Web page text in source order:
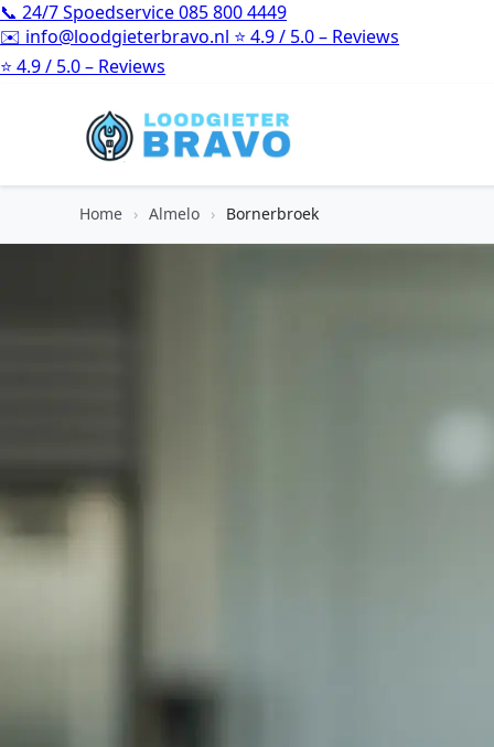
📞 24/7 Spoedservice085 800 4449
✉️ info@loodgieterbravo.nl ⭐ 4.9 / 5.0 – Reviews
⭐ 4.9 / 5.0 – Reviews
Home › Almelo › Bornerbroek